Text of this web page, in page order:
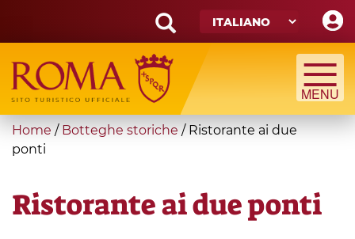
main
content
Search
form
Cerca
You
are
Home / Botteghe storiche / Ristorante ai due
ponti
Ristorante ai due ponti